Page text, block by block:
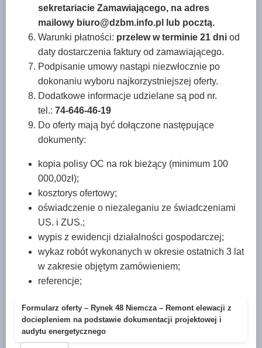
sekretariacie Zamawiającego, na adres
mailowy biuro@dzbm.info.pl lub pocztą.
Warunki płatności: przelew w terminie 21 dni od
daty dostarczenia faktury od zamawiającego.
Podpisanie umowy nastąpi niezwłocznie po
dokonaniu wyboru najkorzystniejszej oferty.
Dodatkowe informacje udzielane są pod nr.
tel.: 74-646-46-19
Do oferty mają być dołączone następujące
dokumenty:
kopia polisy OC na rok bieżący (minimum 100
000,00zł);
kosztorys ofertowy;
oświadczenie o niezaleganiu ze świadczeniami
US. i ZUS.;
wypis z ewidencji działalności gospodarczej;
wykaz robót wykonanych w okresie ostatnich 3 lat
w zakresie objętym zamówieniem;
referencje;
Formularz oferty – Rynek 48 Niemcza – Remont elewacji z
dociepleniem na podstawie dokumentacji projektowej i
audytu energetycznego